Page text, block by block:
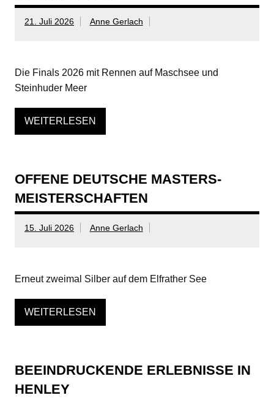
21. Juli 2026 Anne Gerlach
Die Finals 2026 mit Rennen auf Maschsee und
Steinhuder Meer
WEITERLESEN
OFFENE DEUTSCHE MASTERS-
MEISTERSCHAFTEN
15. Juli 2026 Anne Gerlach
Erneut zweimal Silber auf dem Elfrather See
WEITERLESEN
BEEINDRUCKENDE ERLEBNISSE IN
HENLEY